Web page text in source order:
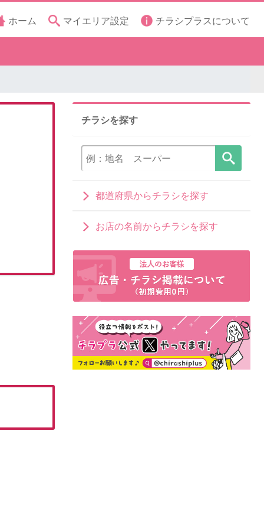
ホーム マイエリア設定 チラシプラスについて
チラシを探す
都道府県からチラシを探す
お店の名前からチラシを探す